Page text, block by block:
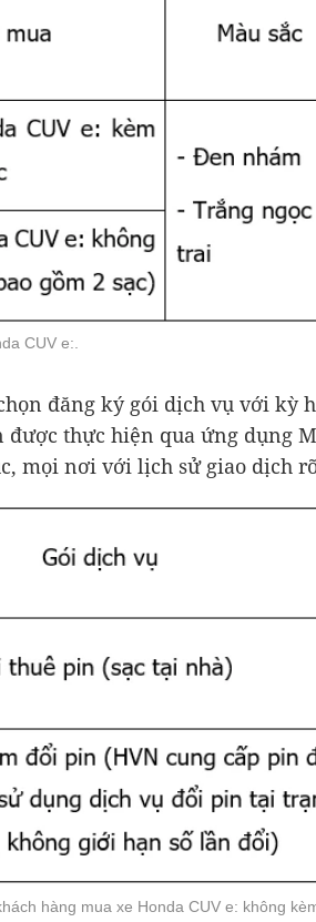
CUV e:.
đăng ký gói dịch vụ với kỳ
thực hiện qua ứng dụng
mọi nơi với lịch sử giao dịch
hàng mua xe Honda CUV e: không